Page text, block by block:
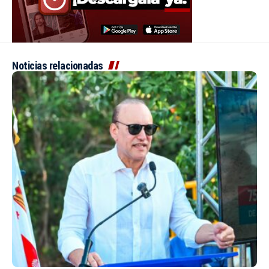
Noticias relacionadas